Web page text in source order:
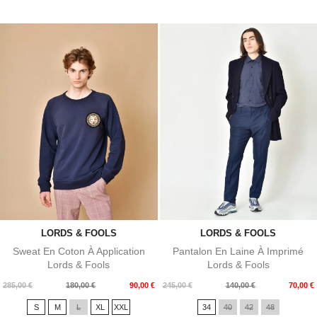
LORDS & FOOLS
Sweat En Coton À Application
Lords & Fools
285,00 €
Prix
180,00 € 90,00 €
Prix
S M L XL XXL
LORDS & FOOLS
Pantalon En Laine À Imprimé
Lords & Fools
245,00 €
Prix
140,00 € 70,00 €
Prix
34 40 42 48